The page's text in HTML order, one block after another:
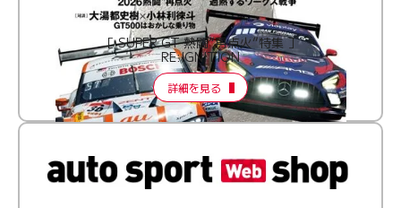
［ SUPER GT 熱闘“再点火”特集 ］
RE:IGNITION
詳細を見る